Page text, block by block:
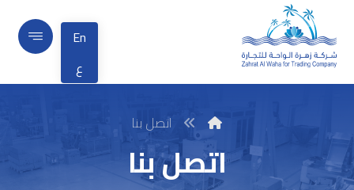
En
ع
اتصل بنا
اتصل بنا